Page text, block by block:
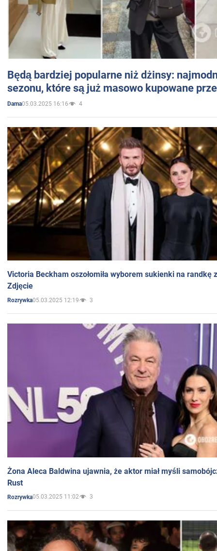
Będą bardziej popularne niż dżinsy:
sezonu, które są już masowo kupowane
Dama05.03.2025 16:16 4
Victoria Beckham oszołomiła wyborem sukienki na randkę
Zdjęcie
Rozrywka05.03.2025 12:19 3
Żona Aleca Baldwina ujawnia, że aktor miał myśli
Rust
Rozrywka05.03.2025 11:02 3